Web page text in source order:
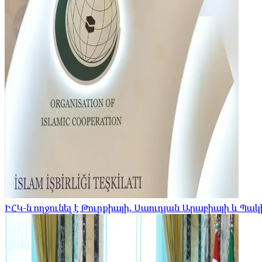
ԻՀԿ-ն ողջունել է Թուրքիայի, Սաուդյան Արաբիայի